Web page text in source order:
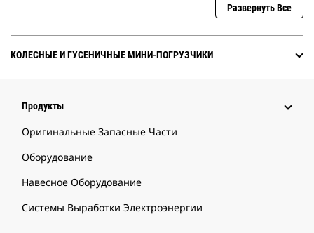
Развернуть Все
КОЛЕСНЫЕ И ГУСЕНИЧНЫЕ МИНИ-ПОГРУЗЧИКИ
Продукты
Оригинальные Запасные Части
Оборудование
Навесное Оборудование
Системы Выработки Электроэнергии